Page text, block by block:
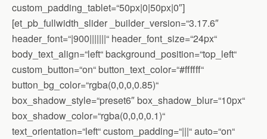
custom_padding_tablet=“50px|0|50px|0″]
[et_pb_fullwidth_slider _builder_version=“3.17.6″
header_font=“|900|||||||“ header_font_size=“24px“
body_text_align=“left“ background_position=“top_left“
custom_button=“on“ button_text_color=“#ffffff“
button_bg_color=“rgba(0,0,0,0.85)“
box_shadow_style=“preset6″ box_shadow_blur=“10px“
box_shadow_color=“rgba(0,0,0,0.1)“
text_orientation=“left“ custom_padding=“|||“ auto=“on“